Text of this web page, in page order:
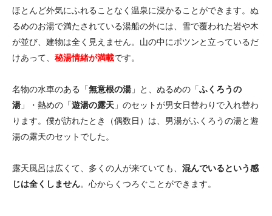
ほとんど外気にふれることなく温泉に浸かることができます。ぬ
るめのお湯で満たされている湯船の外には、雪で覆われた岩や木
が並び、建物は全く見えません。山の中にポツンと立っているだ
けあって、 秘湯情緒が満載です。
名物の水車のある「無意根の湯 」と、ぬるめの「ふくろうの
湯 」・熱めの「遊湯の露天 」のセットが男女日替わりで入れ替わ
ります。僕が訪れたとき（偶数日）は、男湯がふくろうの湯と遊
湯の露天のセットでした。
露天風呂は広くて、多くの人が来ていても、 混んでいるという感
じは全くしません。心からくつろぐことができます。